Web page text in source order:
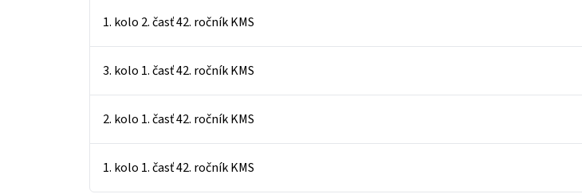
1. kolo 2. časť 42. ročník KMS
3. kolo 1. časť 42. ročník KMS
2. kolo 1. časť 42. ročník KMS
1. kolo 1. časť 42. ročník KMS